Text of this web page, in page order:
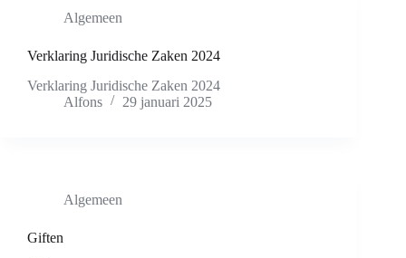
Algemeen
Verklaring Juridische Zaken 2024
Verklaring Juridische Zaken 2024
Alfons
29 januari 2025
Algemeen
Giften